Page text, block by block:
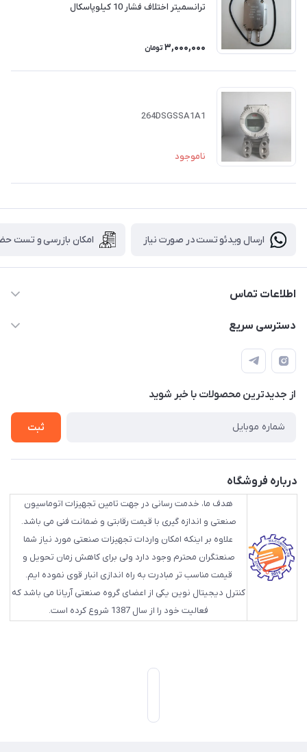
ترانسمیتر اختلاف فشار 10 کیلوپاسکال
3,000,000 تومان
264DSGSSA1A1
ناموجود
ارسال ویدئو تست در صورت نیاز امکان بازرسی و تست
اطلاعات تماس
88843088 - 88843137 - 88843025 - 88848075
info@HLCgroup.ir
تهران، بهار جنوبی، کوچه خوشدل، پلاک 1، طبقه 4
دسترسی سریع
حساب کاربری
لیست محصولات
تماس با ما
از جدید‌ترین محصولات با‌ خبر شوید
ثبت
درباره فروشگاه
هدف ما، خدمت رسانی در جهت تامین تجهیزات اتوماسیون
صنعتی و اندازه گیری با قیمت رقابتی و ضمانت فنی می باشد.
علاوه بر اینکه امکان واردات تجهیزات صنعتی مورد نیاز شما
صنعتگران محترم وجود دارد ولی برای کاهش زمان تحویل و
قیمت مناسب تر مبادرت به راه اندازی انبار قوی نموده ایم.
کنترل دیجیتال نوین یکی از اعضای گروه صنعتی آریانا می باشد که
فعالیت خود را از سال 1387 شروع کرده است.